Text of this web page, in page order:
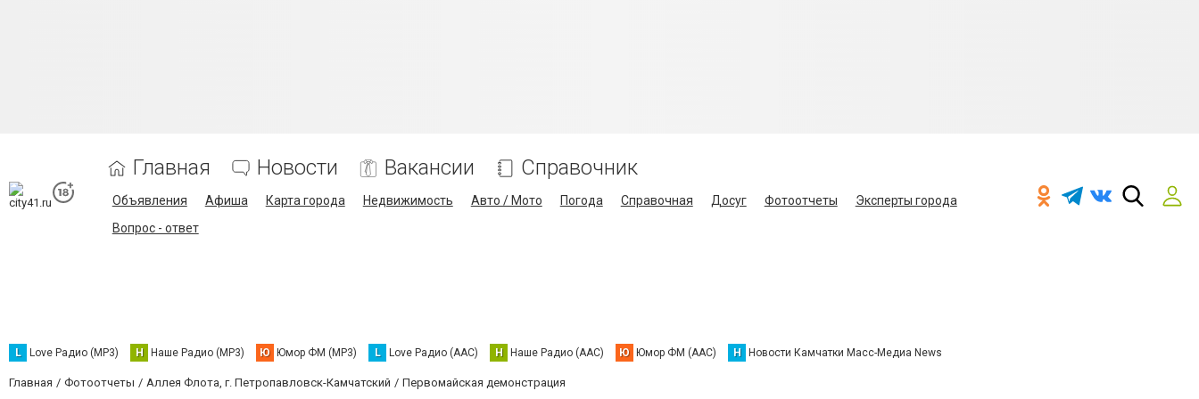
Главная Новости Вакансии Справочник
Объявления Афиша Карта города Недвижимость Авто / Мото Погода Справочная Досуг Фотоотчеты
Эксперты города
Вопрос - ответ
L Love Радио (MP3) Н Наше Радио (MP3) Ю Юмор ФМ (MP3) L Love Радио (AAC) Н Наше Радио (AAC) Ю Юмор ФМ (AAC) Н Новости Камчатки Масс-Медиа News
Главная Фотоотчеты Аллея Флота, г. Петропавловск-Камчатский Первомайская демонстрация